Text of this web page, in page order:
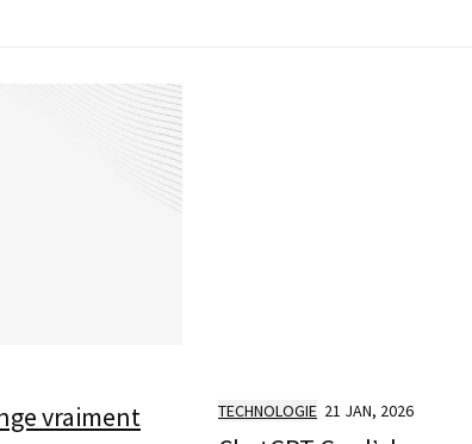
vraiment
TECHNOLOGIE 21 JAN, 2026